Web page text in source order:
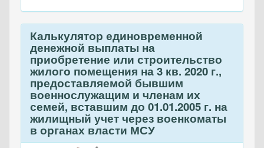
Калькулятор единовременной
денежной выплаты на
приобретение или строительство
жилого помещения на 3 кв. 2020 г.,
предоставляемой бывшим
военнослужащим и членам их
семей, вставшим до 01.01.2005 г. на
жилищный учет через военкоматы
в органах власти МСУ